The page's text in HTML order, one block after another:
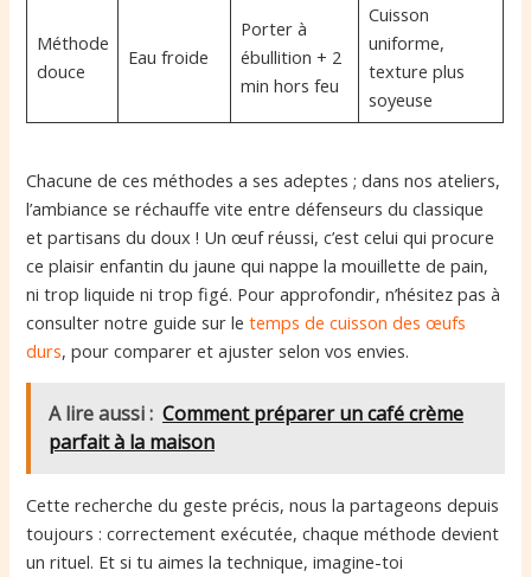
Méthode
douce
Eau froide
Porter à
ébullition + 2
min hors feu
Cuisson
uniforme,
texture plus
soyeuse
Chacune de ces méthodes a ses adeptes ; dans nos ateliers,
l’ambiance se réchauffe vite entre défenseurs du classique
et partisans du doux ! Un œuf réussi, c’est celui qui procure
ce plaisir enfantin du jaune qui nappe la mouillette de pain,
ni trop liquide ni trop figé. Pour approfondir, n’hésitez pas à
consulter notre guide sur letemps de cuisson des œufs
durs, pour comparer et ajuster selon vos envies.
A lire aussi : Comment préparer un café crème
parfait à la maison
Cette recherche du geste précis, nous la partageons depuis
toujours : correctement exécutée, chaque méthode devient
un rituel. Et si tu aimes la technique, imagine-toi